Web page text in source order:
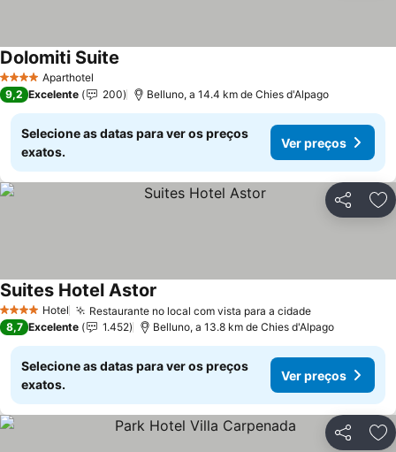
4 EstrelasAparthotel
Dolomiti Suite
9,2 Excelente 200 Belluno, a 14.4 km de Chies d'Alpago
Selecione as datas para ver os preços
exatos.
Ver preços
Partilhar
4 EstrelasHotel Restaurante no local com vista para a cidade
Suites Hotel Astor
8,7 Excelente 1.452 Belluno, a 13.8 km de Chies d'Alpago
Selecione as datas para ver os preços
exatos.
Ver preços
Partilhar